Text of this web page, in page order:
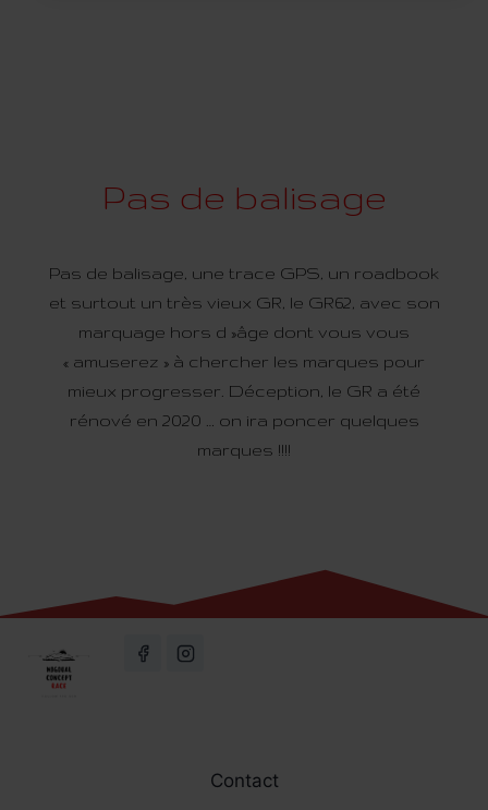
Pas de balisage
Pas de balisage, une trace GPS, un roadbook
et surtout un très vieux GR, le GR62, avec son
marquage hors d »âge dont vous vous
« amuserez » à chercher les marques pour
mieux progresser. Déception, le GR a été
rénové en 2020 … on ira poncer quelques
marques !!!!
Contact